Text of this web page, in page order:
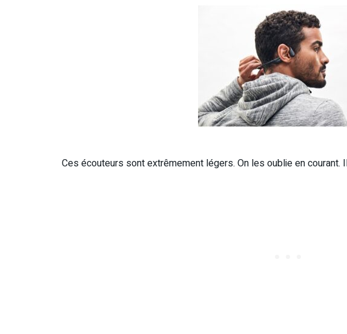
Ces écouteurs sont extrêmement légers. On les oublie en courant.